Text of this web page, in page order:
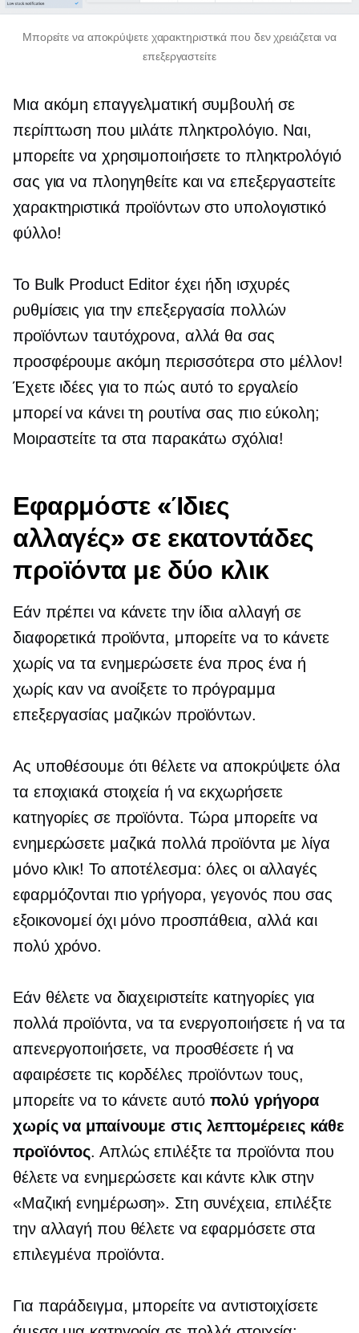
Μπορείτε να αποκρύψετε χαρακτηριστικά που δεν χρειάζεται να
επεξεργαστείτε
Μια ακόμη επαγγελματική συμβουλή σε
περίπτωση που μιλάτε πληκτρολόγιο. Ναι,
μπορείτε να χρησιμοποιήσετε το πληκτρολόγιό
σας για να πλοηγηθείτε και να επεξεργαστείτε
χαρακτηριστικά προϊόντων στο υπολογιστικό
φύλλο!
Το Bulk Product Editor έχει ήδη ισχυρές
ρυθμίσεις για την επεξεργασία πολλών
προϊόντων ταυτόχρονα, αλλά θα σας
προσφέρουμε ακόμη περισσότερα στο μέλλον!
Έχετε ιδέες για το πώς αυτό το εργαλείο
μπορεί να κάνει τη ρουτίνα σας πιο εύκολη;
Μοιραστείτε τα στα παρακάτω σχόλια!
Εφαρμόστε «Ίδιες
αλλαγές» σε εκατοντάδες
προϊόντα με δύο κλικ
Εάν πρέπει να κάνετε την ίδια αλλαγή σε
διαφορετικά προϊόντα, μπορείτε να το κάνετε
χωρίς να τα ενημερώσετε ένα προς ένα ή
χωρίς καν να ανοίξετε το πρόγραμμα
επεξεργασίας μαζικών προϊόντων.
Ας υποθέσουμε ότι θέλετε να αποκρύψετε όλα
τα εποχιακά στοιχεία ή να εκχωρήσετε
κατηγορίες σε προϊόντα. Τώρα μπορείτε να
ενημερώσετε μαζικά πολλά προϊόντα με λίγα
μόνο κλικ! Το αποτέλεσμα: όλες οι αλλαγές
εφαρμόζονται πιο γρήγορα, γεγονός που σας
εξοικονομεί όχι μόνο προσπάθεια, αλλά και
πολύ χρόνο.
Εάν θέλετε να διαχειριστείτε κατηγορίες για
πολλά προϊόντα, να τα ενεργοποιήσετε ή να τα
απενεργοποιήσετε, να προσθέσετε ή να
αφαιρέσετε τις κορδέλες προϊόντων τους,
μπορείτε να το κάνετε αυτόπολύ γρήγορα
χωρίς να μπαίνουμε στις λεπτομέρειες κάθε
προϊόντος. Απλώς επιλέξτε τα προϊόντα που
θέλετε να ενημερώσετε και κάντε κλικ στην
«Μαζική ενημέρωση». Στη συνέχεια, επιλέξτε
την αλλαγή που θέλετε να εφαρμόσετε στα
επιλεγμένα προϊόντα.
Για παράδειγμα, μπορείτε να αντιστοιχίσετε